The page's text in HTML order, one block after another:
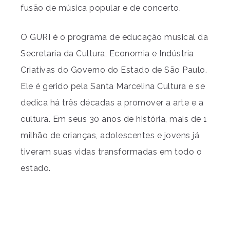
fusão de música popular e de concerto.
O GURI é o programa de educação musical da
Secretaria da Cultura, Economia e Indústria
Criativas do Governo do Estado de São Paulo.
Ele é gerido pela Santa Marcelina Cultura e se
dedica há três décadas a promover a arte e a
cultura. Em seus 30 anos de história, mais de 1
milhão de crianças, adolescentes e jovens já
tiveram suas vidas transformadas em todo o
estado.